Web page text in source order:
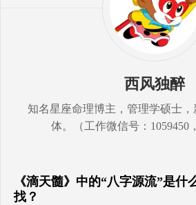
西风独醉
知名星座命理博主，管理学硕士
体。（工作微信号：1059450
《滴天髓》中的“八字源流”是什
找？